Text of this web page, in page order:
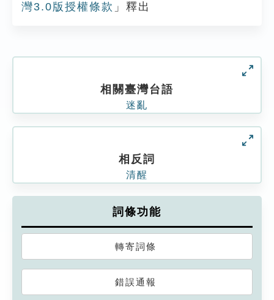
灣3.0版授權條款 」釋出
相關臺灣台語
迷亂
相反詞
清醒
詞條功能
轉寄詞條
錯誤通報